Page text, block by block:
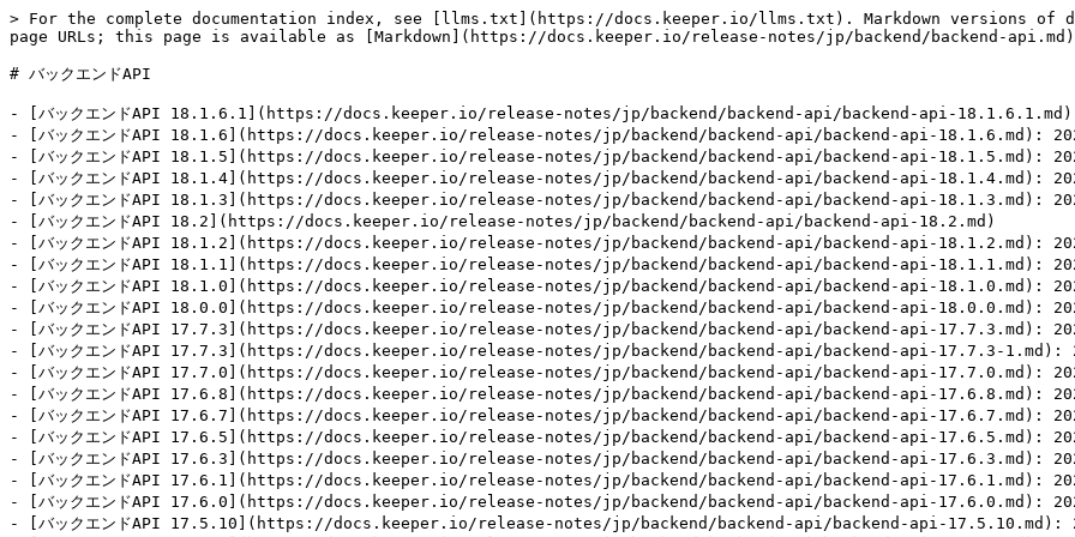
> For the complete documentation index, see [llms.txt](https://docs.keeper.io/llms.txt). Markdown versions of documentation pages are available by appending `.md` to page URLs; this page is available as [Markdown](https://docs.keeper.io/release-notes/jp/backend/backend-api.md).

# バックエンドAPI

- [バックエンドAPI 18.1.6.1](https://docs.keeper.io/release-notes/jp/backend/backend-api/backend-api-18.1.6.1.md): 2026年7月28日リリース
- [バックエンドAPI 18.1.6](https://docs.keeper.io/release-notes/jp/backend/backend-api/backend-api-18.1.6.md): 2026年7月21日リリース
- [バックエンドAPI 18.1.5](https://docs.keeper.io/release-notes/jp/backend/backend-api/backend-api-18.1.5.md): 2026年7月8日リリース
- [バックエンドAPI 18.1.4](https://docs.keeper.io/release-notes/jp/backend/backend-api/backend-api-18.1.4.md): 2026年6月18日リリース
- [バックエンドAPI 18.1.3](https://docs.keeper.io/release-notes/jp/backend/backend-api/backend-api-18.1.3.md): 2026年6月18日リリース
- [バックエンドAPI 18.2](https://docs.keeper.io/release-notes/jp/backend/backend-api/backend-api-18.2.md)
- [バックエンドAPI 18.1.2](https://docs.keeper.io/release-notes/jp/backend/backend-api/backend-api-18.1.2.md): 2026年6月4日リリース
- [バックエンドAPI 18.1.1](https://docs.keeper.io/release-notes/jp/backend/backend-api/backend-api-18.1.1.md): 2026年6月1日リリース
- [バックエンドAPI 18.1.0](https://docs.keeper.io/release-notes/jp/backend/backend-api/backend-api-18.1.0.md): 2026年5月18日リリース
- [バックエンドAPI 18.0.0](https://docs.keeper.io/release-notes/jp/backend/backend-api/backend-api-18.0.0.md): 2026年5月6日リリース
- [バックエンドAPI 17.7.3](https://docs.keeper.io/release-notes/jp/backend/backend-api/backend-api-17.7.3.md): 2026年4月6日リリース
- [バックエンドAPI 17.7.3](https://docs.keeper.io/release-notes/jp/backend/backend-api/backend-api-17.7.3-1.md): 2026年4月2日リリース
- [バックエンドAPI 17.7.0](https://docs.keeper.io/release-notes/jp/backend/backend-api/backend-api-17.7.0.md): 2026年4月1日リリース
- [バックエンドAPI 17.6.8](https://docs.keeper.io/release-notes/jp/backend/backend-api/backend-api-17.6.8.md): 2026年3月5日リリース
- [バックエンドAPI 17.6.7](https://docs.keeper.io/release-notes/jp/backend/backend-api/backend-api-17.6.7.md): 2026年2月28日リリース
- [バックエンドAPI 17.6.5](https://docs.keeper.io/release-notes/jp/backend/backend-api/backend-api-17.6.5.md): 2026年1月15日リリース
- [バックエンドAPI 17.6.3](https://docs.keeper.io/release-notes/jp/backend/backend-api/backend-api-17.6.3.md): 2025年12月8日リリース
- [バックエンドAPI 17.6.1](https://docs.keeper.io/release-notes/jp/backend/backend-api/backend-api-17.6.1.md): 2025年11月11日リリース
- [バックエンドAPI 17.6.0](https://docs.keeper.io/release-notes/jp/backend/backend-api/backend-api-17.6.0.md): 2025年9月30日リリース
- [バックエンドAPI 17.5.10](https://docs.keeper.io/release-notes/jp/backend/backend-api/backend-api-17.5.10.md): 2025年6月25日リリース
- [バックエンドAPI 17.5.9](https://docs.keeper.io/release-notes/jp/backend/backend-api/backend-api-17.5.9.md): 2025年8月18日リリース
- [バックエンドAPI 17.5.8](https://docs.keeper.io/release-notes/jp/backend/backend-api/backend-api-17.5.8.md): 2025年7月28日リリース
- [バックエンドAPI 17.5.6](https://docs.keeper.io/release-notes/jp/backend/backend-api/backend-api-17.5.6.md): 2025年7月22日リリース
- [バックエンドAPI 17.5.1](https://docs.keeper.io/release-notes/jp/backend/backend-api/backend-api-17.5.1.md): 2025年6月10日リリース
- [バックエンドAPI 17.5.0](https://docs.keeper.io/release-notes/jp/backend/backend-api/backend-api-17.5.0.md): 2025年5月18日リリース
- [バックエンドAPI 17.4](https://docs.keeper.io/release-notes/jp/backend/backend-api/backend-api-version-17.4.md): 2025年4月8日リリース
- [バックエンドAPI 17.3.5](https://docs.keeper.io/release-notes/jp/backend/backend-api/backend-api-17.3.5.md): 2025年3月25日リリース
- [バックエンドAPI 17.3.2](https://docs.keeper.io/release-notes/jp/backend/backend-api/backend-api-17.3.2.md): 2025年2月14日リリース
- [バックエンドAPI 17.3.1](https://docs.keeper.io/release-notes/jp/backend/backend-api/backend-api-17.3.1.md): 2025年2月13日リリース
- [バックエンドAPI 17.3](https://docs.keeper.io/release-notes/jp/backend/backend-api/backend-api-17.3.md): 2025年2月4日リリース
- [バックエンドAPI 17.2](https://docs.keeper.io/release-notes/jp/backend/backend-api/backend-api-17.2.md): 2024年12月20日リリース
- [バックエンドAPI 17.1](https://docs.keeper.io/release-notes/jp/backend/backend-api/backend-api-17.1.md): 2024年10月25日リリース
- [バックエンドAPI 16.12](https://docs.keeper.io/release-notes/jp/backend/backend-api/backend-api-16.12.md): 2024年3月5日リリース
- [バックエンドAPI 16.11](https://docs.keeper.io/release-notes/jp/backend/backend-api/backend-api-16.11.md): 2024年1月10日リリース
- [バックエンドAPI 16.10](https://docs.keeper.io/release-notes/jp/backend/backend-api/backend-api-16.10.md): 2023年7月27日リリース
- [バックエンドAPI 16.9.14](https://docs.keeper.io/release-notes/jp/backend/backend-api/backend-api-16.9.14.md): 2023年6月29日リリース
- [バックエンドAPI 16.9.13](https://docs.keeper.io/release-notes/jp/backend/backend-api/backend-api-16.9.13.md): 2023年6月23日リリース
- [バックエンドAPI 16.9.12](https://docs.keeper.io/release-notes/jp/backend/backend-api/backend-api-16.9.12.md): 2023年6月13日リリース
- [バックエンドAPI 16.9.11](https://docs.keeper.io/release-notes/jp/backend/backend-api/backend-api-16.9.11.md): 2023年6月08日リリース
- [バックエンドAPI 16.9.10](https://docs.keeper.io/release-notes/jp/backend/backend-api/backend-api-16.9.10.md): 2023年6月5日リリース
- [バックエンドAPI 16.9.9](https://docs.keeper.io/release-notes/jp/backend/backend-api/backend-api-16.9.9.md): 2023年5月30日リリース
- [過去のリリース](https://docs.keeper.io/release-notes/jp/backend/backend-api/older.md)
- [Backend API Version 16.5.2](https://docs.keeper.io/release-notes/jp/backend/backend-api/older/backend-api-version-16.5.2.md): Released on May 11, 2022
- [Backend API Version 16.5.1](https://docs.keeper.io/release-notes/jp/backend/backend-api/older/backend-api-version-16.5.1.md): Released on May 2, 2022
- [Backend API Version 16.4.1](https://docs.keeper.io/release-notes/jp/backend/backend-api/older/backend-api-version-16.4.1.md): Released on April 8, 2022
- [Backend API Version 16.4](https://docs.keeper.io/release-notes/jp/backend/backend-api/older/backend-api-version-16.4.md): Released on April 4, 2022
- [Backend API Version 16.3.6](https://docs.keeper.io/release-notes/jp/backend/backend-api/older/backend-api-version-16.3.6.md): Released on Feb 25, 2022
- [Backend API Version 16.3.4](https://docs.keeper.io/release-notes/jp/backend/backend-api/older/backend-api-version-16.3.4.md): Released on Feb 23, 2022
- [Backend API Version 16.3.2](https://docs.keeper.io/release-notes/jp/backend/backend-api/older/backend-api-version-16.3.2.md): Released on Jan 25, 2022
- [Backend API Version 16.3.0](https://docs.keeper.io/release-notes/jp/backend/backend-api/